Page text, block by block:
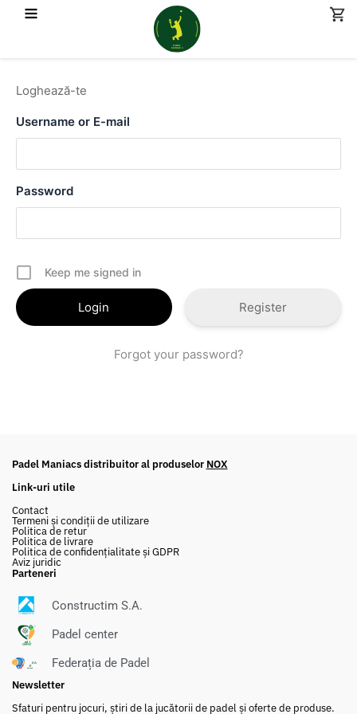
Loghează-te
Username or E-mail
Password
Keep me signed in
Register
Forgot your password?
Padel Maniacs distribuitor al produselor NOX
Link-uri utile
Contact
Termeni și condiții de utilizare
Politica de retur
Politica de livrare
Politica de confidențialitate și GDPR
Aviz juridic
Parteneri
Constructim S.A.
Padel center
dinRomâia
FEDERAȚIA
DEPADEL Federația de Padel
Newsletter
Sfaturi pentru jocuri, știri de la jucătorii de padel și oferte de produse.